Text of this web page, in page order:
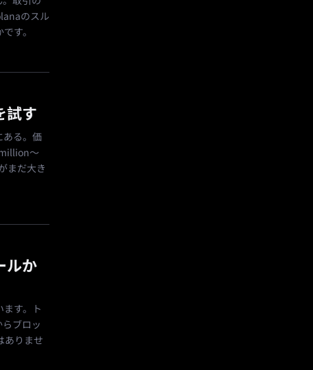
のスル
す。
試す
ある。価
〜
まだ大き
ルか
ます。ト
ブロッ
ありませ